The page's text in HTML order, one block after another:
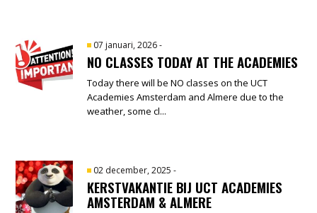
07 januari, 2026-
NO CLASSES TODAY AT THE ACADEMIES
Today there will be NO classes on the UCT
Academies Amsterdam and Almere due to the
weather, some cl...
02 december, 2025-
KERSTVAKANTIE BIJ UCT ACADEMIES
AMSTERDAM & ALMERE